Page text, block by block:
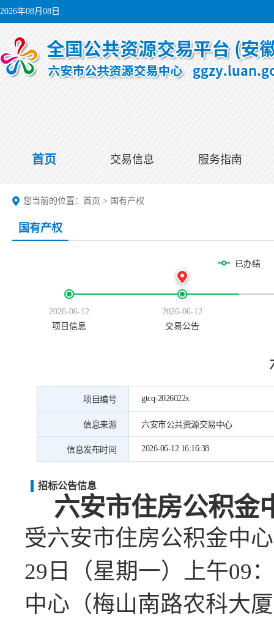
2026年08月08日
首页 交易信息 服务指南
您当前的位置： 首页 > 国有产权
国有产权
已办结
2026-06-12
项目信息
2026-06-12
交易公告
项目编号 gtcq-2026022x
信息来源 六安市公共资源交易中心
信息发布时间 2026-06-12 16:16:38
招标公告信息
六安市住房公积金
受六安市住房公积金中心
29 日 （星期一）上午09
中心（梅山南路农科大厦